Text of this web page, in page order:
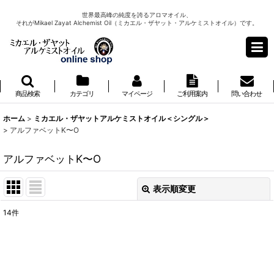
世界最高峰の純度を誇るアロマオイル、
それがMikael Zayat Alchemist Oil（ミカエル・ザヤット・アルケミストオイル）です。
商品検索 カテゴリ マイページ ご利用案内 問い合わせ
ホーム > ミカエル・ザヤットアルケミストオイル＜シングル＞
> アルファベットK〜O
アルファベットK〜O
表示順変更
14件